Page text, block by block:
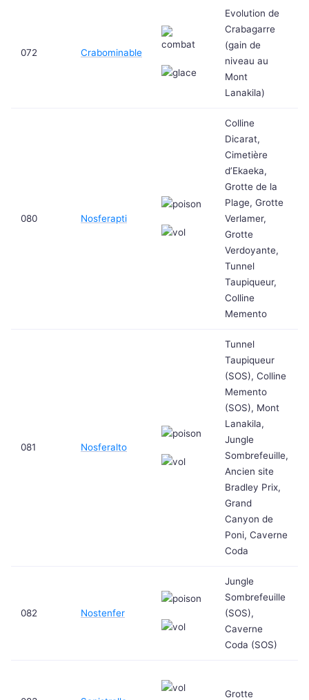
072 Crabominable
Evolution de
Crabagarre
(gain de
niveau au
Mont
Lanakila)
080 Nosferapti
Colline
Dicarat,
Cimetière
d’Ekaeka,
Grotte de la
Plage, Grotte
Verlamer,
Grotte
Verdoyante,
Tunnel
Taupiqueur,
Colline
Memento
081 Nosferalto
Tunnel
Taupiqueur
(SOS), Colline
Memento
(SOS), Mont
Lanakila,
Jungle
Sombrefeuille,
Ancien site
Bradley Prix,
Grand
Canyon de
Poni, Caverne
Coda
082 Nostenfer
Jungle
Sombrefeuille
(SOS),
Caverne
Coda (SOS)
Grotte